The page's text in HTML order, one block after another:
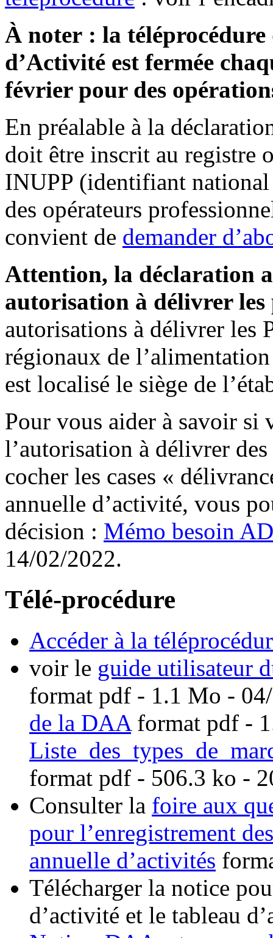
À noter : la
d’Activité est fermée
février pour des
En préalable à la
doit être inscrit au registre
INUPP (identifiant
des opérateurs
convient de demander
Attention, la déclaration
autorisation à délivrer les
autorisations à délivrer les
régionaux de
est localisé le siège de
Pour vous aider à savoir si
l’autorisation à délivrer
cocher les cases «
annuelle d’activité, vous
décision : Mémo besoin
14/02/2022.
Télé-procédure
Accéder à la
voir le guide utilisateur
format pdf - 1.1 Mo -
de la DAA format pdf -
format pdf - 506.3 ko -
Consulter la foire aux
pour l’enregistrement
annuelle d’activités
Télécharger la notice
d’activité et le tableau